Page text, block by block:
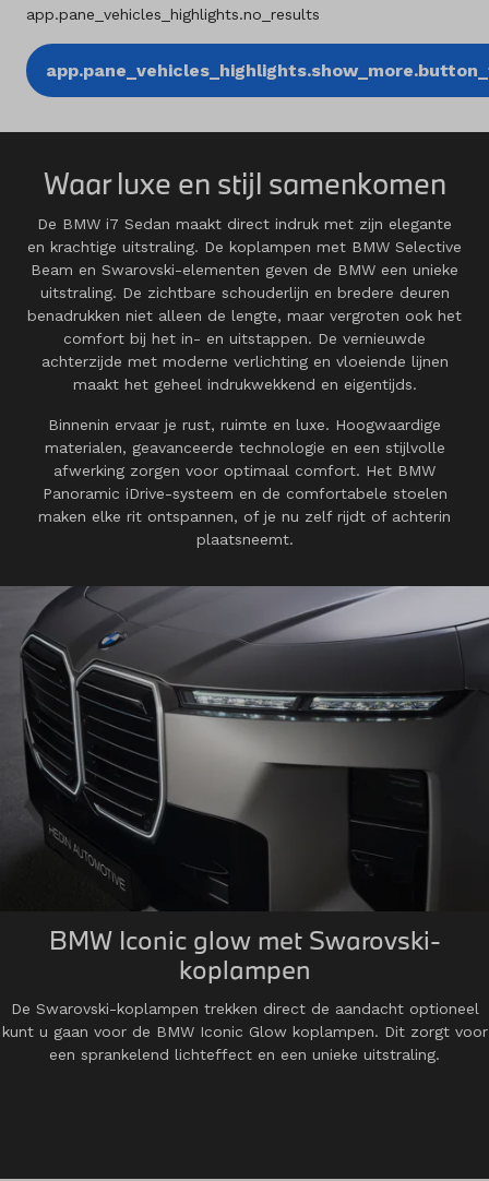
app.pane_vehicles_highlights.no_results
Waar luxe en stijl samenkomen
De BMW i7 Sedan maakt direct indruk met zijn elegante
en krachtige uitstraling. De koplampen met BMW Selective
Beam en Swarovski-elementen geven de BMW een unieke
uitstraling. De zichtbare schouderlijn en bredere deuren
benadrukken niet alleen de lengte, maar vergroten ook het
comfort bij het in- en uitstappen. De vernieuwde
achterzijde met moderne verlichting en vloeiende lijnen
maakt het geheel indrukwekkend en eigentijds.
Binnenin ervaar je rust, ruimte en luxe. Hoogwaardige
materialen, geavanceerde technologie en een stijlvolle
afwerking zorgen voor optimaal comfort. Het BMW
Panoramic iDrive-systeem en de comfortabele stoelen
maken elke rit ontspannen, of je nu zelf rijdt of achterin
plaatsneemt.
BMW Iconic glow met Swarovski-
koplampen
De Swarovski-koplampen trekken direct de aandacht optioneel
kunt u gaan voor de BMW Iconic Glow koplampen. Dit zorgt voor
een sprankelend lichteffect en een unieke uitstraling.